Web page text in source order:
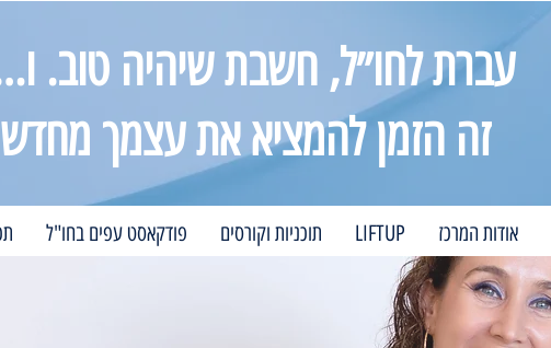
עברת לחו״ל, חשבת שיהיה טוב.
זה הזמן להמציא את עצמך מחדש
אודות המרכז LIFTUP תוכניות וקורסים פודקאסט עפים בחו"ל